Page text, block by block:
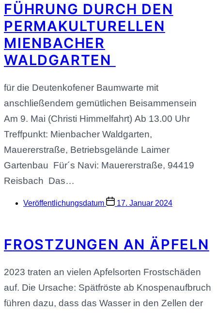
FÜHRUNG DURCH DEN
PERMAKULTURELLEN
MIENBACHER
WALDGARTEN
für die Deutenkofener Baumwarte mit
anschließendem gemütlichen Beisammensein
Am 9. Mai (Christi Himmelfahrt) Ab 13.00 Uhr
Treffpunkt: Mienbacher Waldgarten,
Mauererstraße, Betriebsgelände Laimer
Gartenbau Für´s Navi: Mauererstraße, 94419
Reisbach Das…
Veröffentlichungsdatum 17. Januar 2024
FROSTZUNGEN AN ÄPFELN
2023 traten an vielen Apfelsorten Frostschäden
auf. Die Ursache: Spätfröste ab Knospenaufbruch
führen dazu, dass das Wasser in den Zellen der